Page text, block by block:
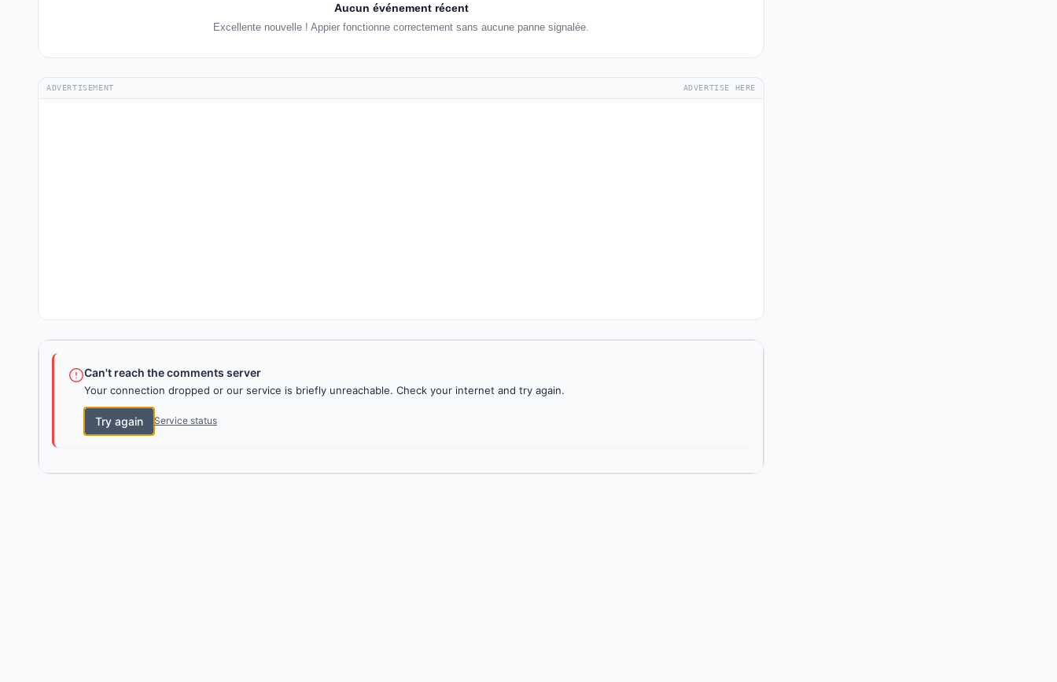
Aucun événement récent
Excellente nouvelle ! Appier fonctionne correctement sans aucune panne signalée.
ADVERTISEMENT ADVERTISE HERE
Can't reach the comments server
Your connection dropped or our service is briefly unreachable. Check your internet and try again.
Try again Service status